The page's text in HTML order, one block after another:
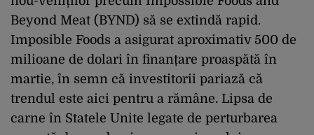
Beyond Meat (BYND) să se extindă rapid.
Imposible Foods a asigurat aproximativ 500 de
milioane de dolari în finanțare proaspătă în
martie, în semn că investitorii pariază că
trendul este aici pentru a rămâne. Lipsa de
carne în Statele Unite legate de perturbarea